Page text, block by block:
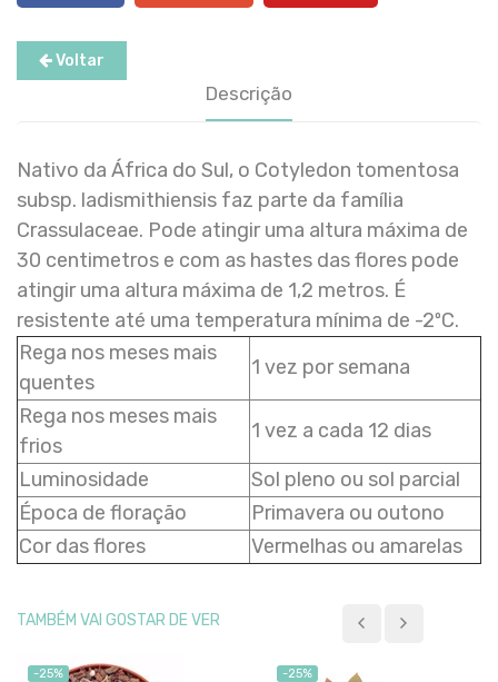
Voltar
Descrição
Nativo da África do Sul, o Cotyledon tomentosa
subsp. ladismithiensis faz parte da família
Crassulaceae. Pode atingir uma altura máxima de
30 centimetros e com as hastes das flores pode
atingir uma altura máxima de 1,2 metros. É
resistente até uma temperatura mínima de -2ºC.
Rega nos meses mais
quentes
1 vez por semana
Rega nos meses mais
frios
1 vez a cada 12 dias
Luminosidade
Sol pleno ou sol parcial
Época de floração
Primavera ou outono
Cor das flores
Vermelhas ou amarelas
TAMBÉM VAI GOSTAR DE VER
-25% -25%